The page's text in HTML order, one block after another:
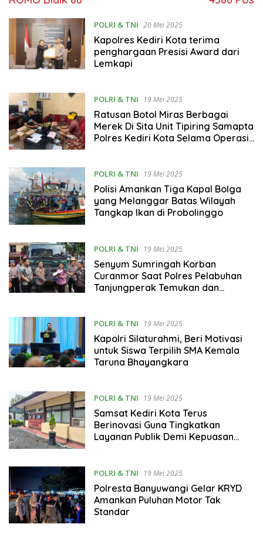
POLRI & TNI 20 Mei 2025
Kapolres Kediri Kota terima
penghargaan Presisi Award dari
Lemkapi
POLRI & TNI 19 Mei 2025
Ratusan Botol Miras Berbagai
Merek Di Sita Unit Tipiring Samapta
Polres Kediri Kota Selama Operasi
POLRI & TNI 19 Mei 2025
Polisi Amankan Tiga Kapal Bolga
yang Melanggar Batas Wilayah
Tangkap Ikan di Probolinggo
POLRI & TNI 19 Mei 2025
Senyum Sumringah Korban
Curanmor Saat Polres Pelabuhan
Tanjungperak Temukan dan
POLRI & TNI 19 Mei 2025
Kapolri Silaturahmi, Beri Motivasi
untuk Siswa Terpilih SMA Kemala
Taruna Bhayangkara
POLRI & TNI 19 Mei 2025
Samsat Kediri Kota Terus
Berinovasi Guna Tingkatkan
Layanan Publik Demi Kepuasan
POLRI & TNI 19 Mei 2025
Polresta Banyuwangi Gelar KRYD
Amankan Puluhan Motor Tak
Standar